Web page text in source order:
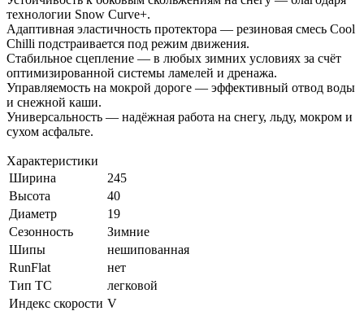
технологии Snow Curve+.
Адаптивная эластичность протектора — резиновая смесь Cool
Chilli подстраивается под режим движения.
Стабильное сцепление — в любых зимних условиях за счёт
оптимизированной системы ламелей и дренажа.
Управляемость на мокрой дороге — эффективный отвод воды
и снежной каши.
Универсальность — надёжная работа на снегу, льду, мокром и
сухом асфальте.
Характеристики
Ширина
245
Высота
40
Диаметр
19
Сезонность
Зимние
Шипы
нешипованная
RunFlat
нет
Тип ТС
легковой
Индекс скорости V